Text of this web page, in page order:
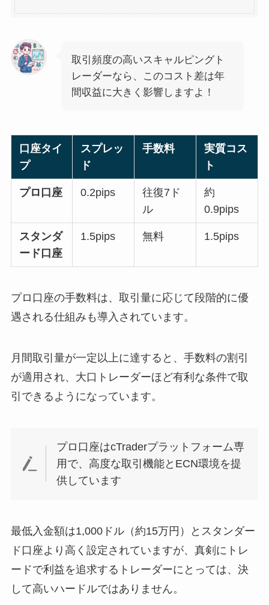
取引頻度の高いスキャルピングト
レーダーなら、このコスト差は年
間収益に大きく影響しますよ！
口座タイ
プ
スプレッ
ド
手数料
実質コス
ト
プロ口座 0.2pips
往復7ド
ル
約
0.9pips
スタンダ
ード口座
1.5pips 無料 1.5pips
プロ口座の手数料は、取引量に応じて段階的に優
遇される仕組みも導入されています。
月間取引量が一定以上に達すると、手数料の割引
が適用され、大口トレーダーほど有利な条件で取
引できるようになっています。
プロ口座はcTraderプラットフォーム専
用で、高度な取引機能とECN環境を提
供しています
最低入金額は1,000ドル（約15万円）とスタンダー
ド口座より高く設定されていますが、真剣にトレ
ードで利益を追求するトレーダーにとっては、決
して高いハードルではありません。